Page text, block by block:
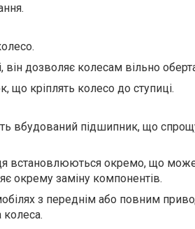
дозволяє колесам вільно
що кріплять колесо до ступиці.
вбудований підшипник, що
встановлюються окремо, що
окрему заміну компонентів.
з переднім або повним